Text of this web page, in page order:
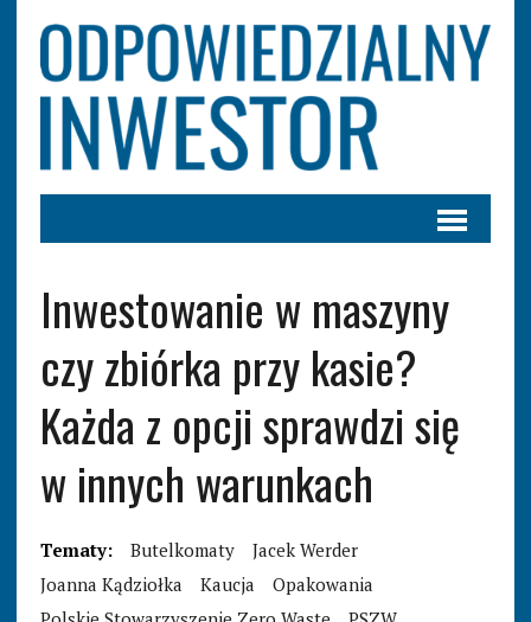
Inwestowanie w maszyny
czy zbiórka przy kasie?
Każda z opcji sprawdzi się
w innych warunkach
Tematy: Butelkomaty
Jacek Werder
Joanna Kądziołka
Kaucja
Opakowania